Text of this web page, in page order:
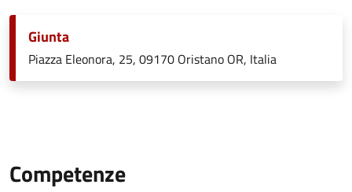
Giunta
Piazza Eleonora, 25, 09170 Oristano OR, Italia
Competenze